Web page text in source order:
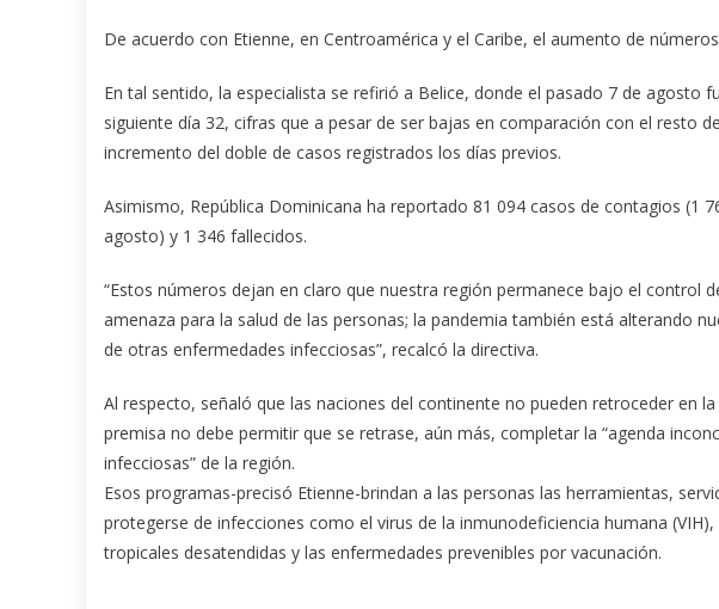
De acuerdo con Etienne, en Centroamérica y el Caribe, el aumento de
En tal sentido, la especialista se refirió a Belice, donde el pasado 7 de agosto
siguiente día 32, cifras que a pesar de ser bajas en comparación con el resto
incremento del doble de casos registrados los días previos.
Asimismo, República Dominicana ha reportado 81 094 casos de contagios (1
agosto) y 1 346 fallecidos.
“Estos números dejan en claro que nuestra región permanece bajo el control
amenaza para la salud de las personas; la pandemia también está alterando
de otras enfermedades infecciosas”, recalcó la directiva.
Al respecto, señaló que las naciones del continente no pueden retroceder en
premisa no debe permitir que se retrase, aún más, completar la “agenda
infecciosas” de la región.
Esos programas-precisó Etienne-brindan a las personas las herramientas,
protegerse de infecciones como el virus de la inmunodeficiencia humana
tropicales desatendidas y las enfermedades prevenibles por vacunación.